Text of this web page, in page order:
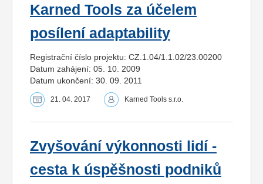
Karned Tools za účelem
posílení adaptability
Registrační číslo projektu: CZ.1.04/1.1.02/23.00200
Datum zahájení: 05. 10. 2009
Datum ukončení: 30. 09. 2011
21. 04. 2017 Karned Tools s.r.o.
Zvyšování výkonnosti lidí -
cesta k úspěšnosti podniků